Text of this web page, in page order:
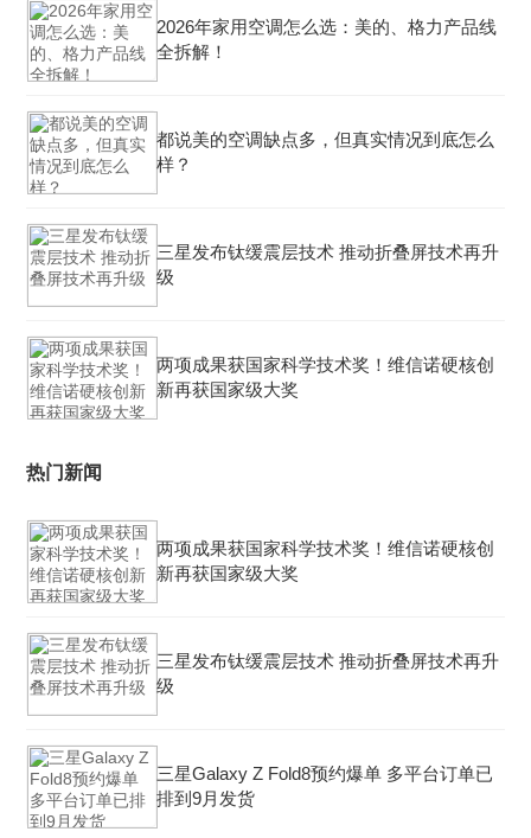
2026年家用空调怎么选：美的、格力产品线
全拆解！
都说美的空调缺点多，但真实情况到底怎么
样？
三星发布钛缓震层技术 推动折叠屏技术再升
级
两项成果获国家科学技术奖！维信诺硬核创
新再获国家级大奖
热门新闻
两项成果获国家科学技术奖！维信诺硬核创
新再获国家级大奖
三星发布钛缓震层技术 推动折叠屏技术再升
级
三星Galaxy Z Fold8预约爆单 多平台订单已
排到9月发货